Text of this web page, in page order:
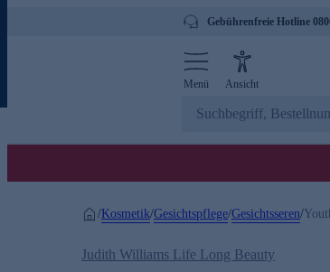
Gebührenfreie Hotline
Menü Ansicht
/Kosmetik/Gesichtspflege/Gesichtsseren/
Judith Williams Life Long Beauty